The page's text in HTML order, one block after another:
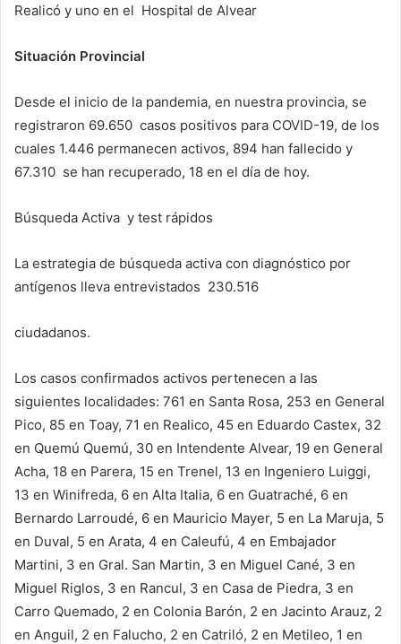
Realicó y uno en el Hospital de Alvear
Situación Provincial
Desde el inicio de la pandemia, en nuestra provincia, se
registraron 69.650 casos positivos para COVID-19, de los
cuales 1.446 permanecen activos, 894 han fallecido y
67.310 se han recuperado, 18 en el día de hoy.
Búsqueda Activa y test rápidos
La estrategia de búsqueda activa con diagnóstico por
antígenos lleva entrevistados 230.516
ciudadanos.
Los casos confirmados activos pertenecen a las
siguientes localidades: 761 en Santa Rosa, 253 en General
Pico, 85 en Toay, 71 en Realico, 45 en Eduardo Castex, 32
en Quemú Quemú, 30 en Intendente Alvear, 19 en General
Acha, 18 en Parera, 15 en Trenel, 13 en Ingeniero Luiggi,
13 en Winifreda, 6 en Alta Italia, 6 en Guatraché, 6 en
Bernardo Larroudé, 6 en Mauricio Mayer, 5 en La Maruja, 5
en Duval, 5 en Arata, 4 en Caleufú, 4 en Embajador
Martini, 3 en Gral. San Martin, 3 en Miguel Cané, 3 en
Miguel Riglos, 3 en Rancul, 3 en Casa de Piedra, 3 en
Carro Quemado, 2 en Colonia Barón, 2 en Jacinto Arauz, 2
en Anguil, 2 en Falucho, 2 en Catriló, 2 en Metileo, 1 en